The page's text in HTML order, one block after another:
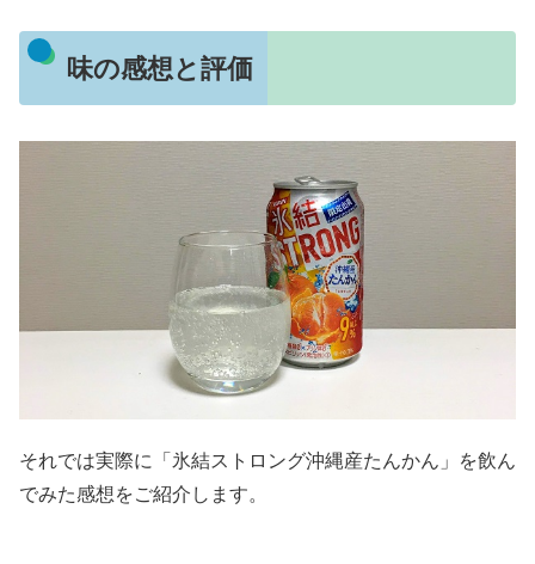
味の感想と評価
それでは実際に「氷結ストロング沖縄産たんかん」を飲ん
でみた感想をご紹介します。